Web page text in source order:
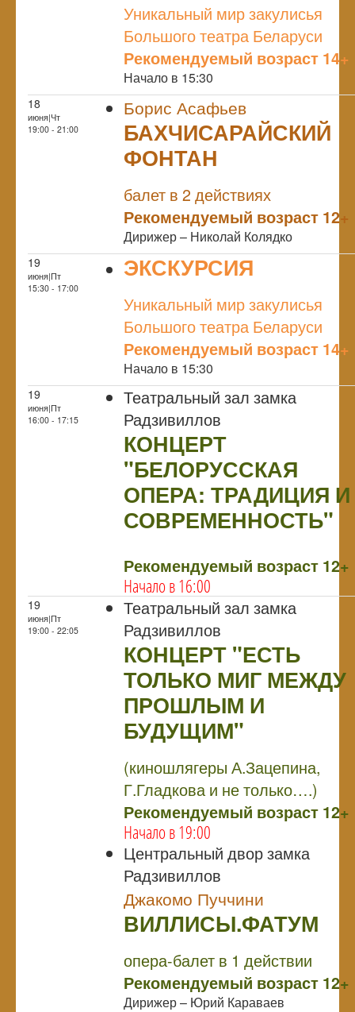
Уникальный мир закулисья
Большого театра Беларуси
Рекомендуемый возраст 14+
Начало в 15:30
18
июня|Чт
19:00 - 21:00
Борис Асафьев
БАХЧИСАРАЙСКИЙ
ФОНТАН
балет в 2 действиях
Рекомендуемый возраст 12+
Дирижер – Николай Колядко
19
июня|Пт
15:30 - 17:00
ЭКСКУРСИЯ
Уникальный мир закулисья
Большого театра Беларуси
Рекомендуемый возраст 14+
Начало в 15:30
19
июня|Пт
16:00 - 17:15
Театральный зал замка
Радзивиллов
КОНЦЕРТ
"БЕЛОРУССКАЯ
ОПЕРА: ТРАДИЦИЯ И
СОВРЕМЕННОСТЬ"
Рекомендуемый возраст 12+
Начало в 16:00
19
июня|Пт
19:00 - 22:05
Театральный зал замка
Радзивиллов
КОНЦЕРТ "ЕСТЬ
ТОЛЬКО МИГ МЕЖДУ
ПРОШЛЫМ И
БУДУЩИМ"
(киношлягеры А.Зацепина,
Г.Гладкова и не только….)
Рекомендуемый возраст 12+
Начало в 19:00
Центральный двор замка
Радзивиллов
Джакомо Пуччини
ВИЛЛИСЫ.ФАТУМ
опера-балет в 1 действии
Рекомендуемый возраст 12+
Дирижер – Юрий Караваев